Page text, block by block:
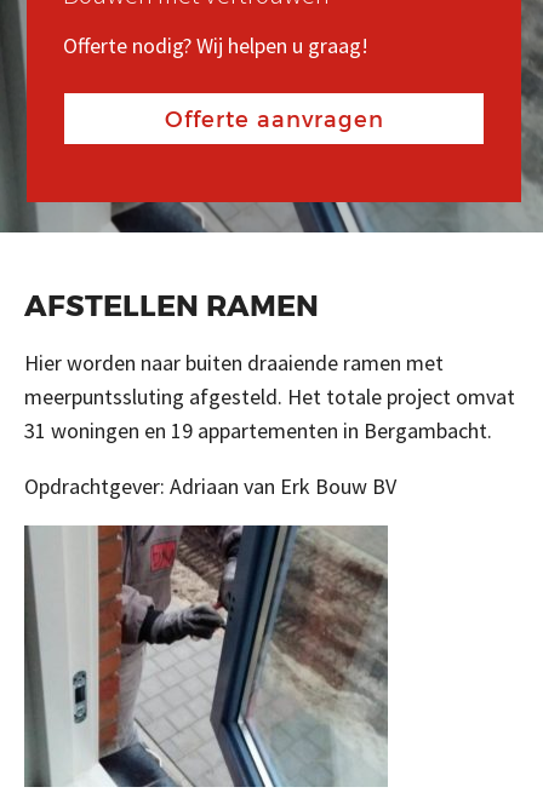
REFERENTIES
Offerte nodig? Wij helpen u graag!
Offerte aanvragen
Offerte nodig? Wij helpen u graag!
Offerte aanvragen
Offerte nodig? Wij helpen u graag!
Offerte aanvragen
AFSTELLEN RAMEN
Hier worden naar buiten draaiende ramen met
meerpuntssluting afgesteld. Het totale project omvat
31 woningen en 19 appartementen in Bergambacht.
Opdrachtgever: Adriaan van Erk Bouw BV